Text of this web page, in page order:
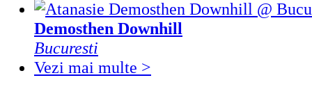
Demosthen Downhill
Bucuresti
Vezi mai multe >